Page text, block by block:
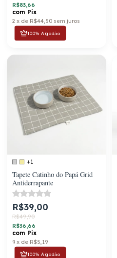
R$83,66
com Pix
2 x de R$44,50 sem juros
100% Algodão
+1
Tapete Catinho do Papá Grid
Antiderrapante
R$39,00
R$49,90
R$36,66
com Pix
9 x de R$5,19
100% Algodão